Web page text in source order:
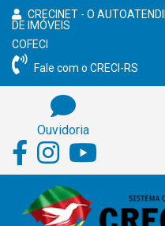
CRECINET - O
DE IMÓVEIS
COFECI
Fale com o CRECI-RS
Ouvidoria